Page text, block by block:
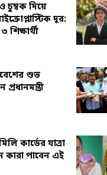
চুম্বক দিয়ে
দূর:
শুভ
কার্ডের যাত্রা
পাবেন এই